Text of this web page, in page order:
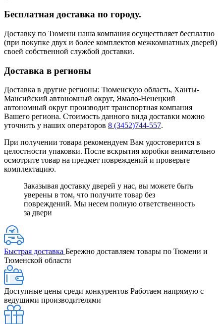
Бесплатная доставка по городу.
Доставку по Тюмени наша компания осуществляет бесплатно
(при покупке двух и более комплектов межкомнатных дверей)
своей собственной службой доставки.
Доставка в регионы
Доставка в другие регионы: Тюменскую область, Ханты-
Мансийский автономный округ, Ямало-Ненецкий
автономный округ производит транспортная компания
Вашего региона. Стоимость данного вида доставки можно
уточнить у наших операторов 8 (3452)744-557.
При получении товара рекомендуем Вам удостоверится в
целостности упаковки. После вскрытия коробки внимательно
осмотрите товар на предмет повреждений и проверьте
комплектацию.
Заказывая доставку дверей у нас, вы можете быть
уверены в том, что получите товар без
повреждений. Мы несем полную ответственность
за двери
Быстрая доставка Бережно доставляем товары по Тюмени и
Тюменской области
Доступные цены среди конкурентов Работаем напрямую с
ведущими производителями